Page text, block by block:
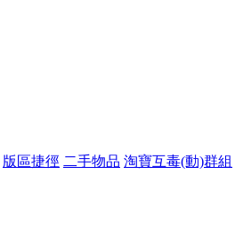
版區捷徑 二手物品 淘寶互毒(動)群組